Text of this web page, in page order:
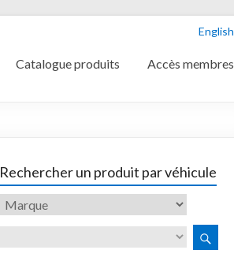
English
Catalogue produits Accès membres
Rechercher un produit par véhicule